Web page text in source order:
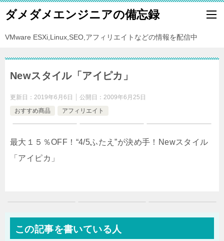
ダメダメエンジニアの備忘録
VMware ESXi,Linux,SEO,アフィリエイトなどの情報を配信中
Newスタイル「アイピカ」
更新日： 2019年6月6日 公開日： 2009年6月25日
おすすめ商品
アフィリエイト
最大１５％OFF！“4/5ふたえ”が決め手！Newスタイル
「アイピカ」
この記事を書いている人